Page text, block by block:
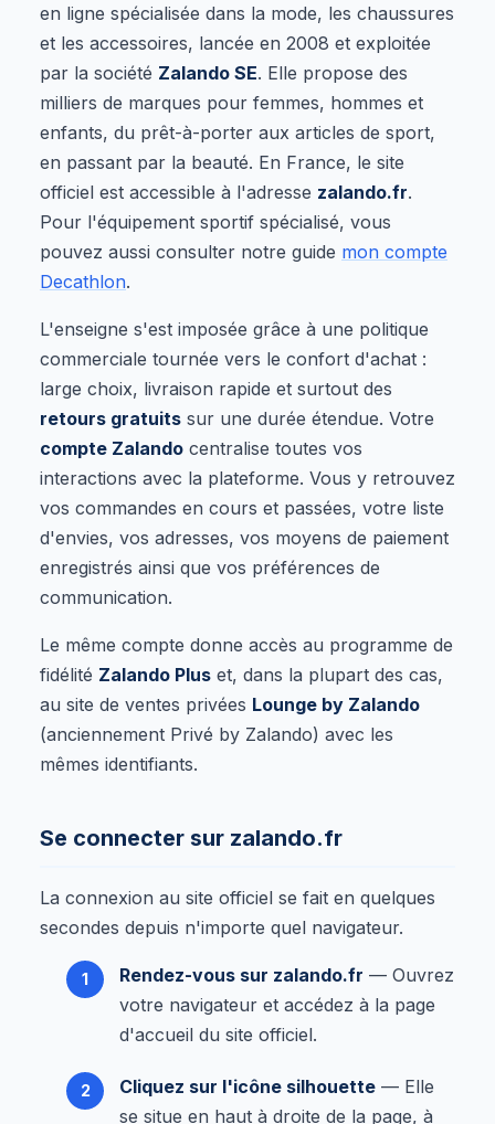
en ligne spécialisée dans la mode, les chaussures
et les accessoires, lancée en 2008 et exploitée
par la société Zalando SE. Elle propose des
milliers de marques pour femmes, hommes et
enfants, du prêt-à-porter aux articles de sport,
en passant par la beauté. En France, le site
officiel est accessible à l'adresse zalando.fr.
Pour l'équipement sportif spécialisé, vous
pouvez aussi consulter notre guide mon compte
Decathlon.
L'enseigne s'est imposée grâce à une politique
commerciale tournée vers le confort d'achat :
large choix, livraison rapide et surtout des
retours gratuits sur une durée étendue. Votre
compte Zalando centralise toutes vos
interactions avec la plateforme. Vous y retrouvez
vos commandes en cours et passées, votre liste
d'envies, vos adresses, vos moyens de paiement
enregistrés ainsi que vos préférences de
communication.
Le même compte donne accès au programme de
fidélité Zalando Plus et, dans la plupart des cas,
au site de ventes privées Lounge by Zalando
(anciennement Privé by Zalando) avec les
mêmes identifiants.
Se connecter sur zalando.fr
La connexion au site officiel se fait en quelques
secondes depuis n'importe quel navigateur.
Rendez-vous sur zalando.fr — Ouvrez
votre navigateur et accédez à la page
d'accueil du site officiel.
Cliquez sur l'icône silhouette — Elle
se situe en haut à droite de la page, à